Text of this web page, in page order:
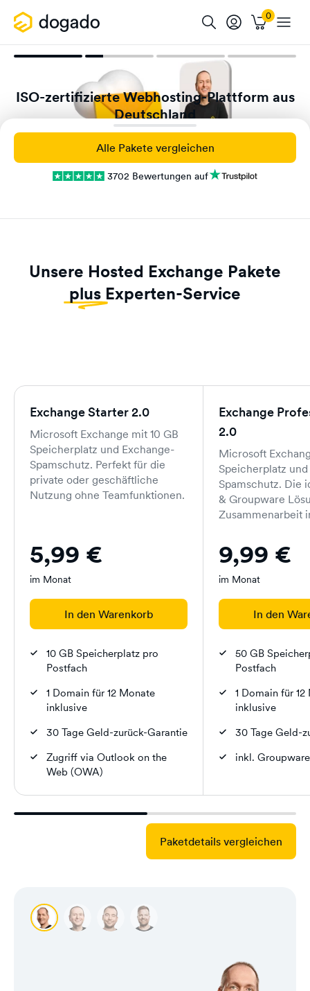
ISO-zertifizierte Webhosting-Plattform aus
Deutschland
Alle Pakete vergleichen
3702 Bewertungen auf
Unsere Hosted Exchange Pakete
plus Experten-Service
Exchange Starter 2.0
Microsoft Exchange mit 10 GB
Speicherplatz und Exchange-
Spamschutz. Perfekt für die
private oder geschäftliche
Nutzung ohne Teamfunktionen.
5,99 €
im Monat
In den Warenkorb
10 GB Speicherplatz pro
Postfach
1 Domain für 12 Monate
inklusive
30 Tage Geld-zurück-Garantie
Zugriff via Outlook on the
Web (OWA)
Exchange
2.0
Microsoft
Speicherplatz
Spamschutz. Die
& Groupware
Zusammenarbeit
9,99 €
im Monat
In den
50 GB
Postfach
1 Domain für
inklusive
30 Tage Geld-
inkl.
Paketdetails vergleichen
CarstenRenat AndreasTimo